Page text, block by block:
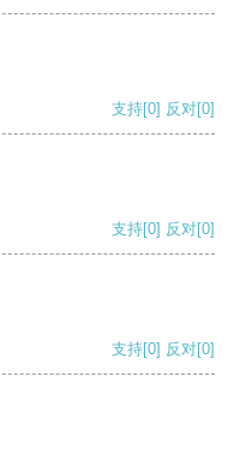
支持[0] 反对[0]
支持[0] 反对[0]
支持[0] 反对[0]